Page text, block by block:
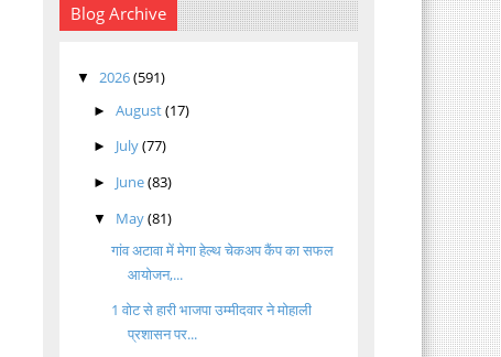
Blog Archive
▼ 2026(591)
►August(17)
► July(77)
► June(83)
▼ May(81)
गांव अटावा में मेगा हेल्थ चेकअप कैंप का सफल
आयोजन,...
1 वोट से हारी भाजपा उम्मीदवार ने मोहाली
प्रशासन पर...